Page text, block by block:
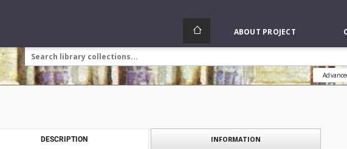
ABOUT PROJECT
DESCRIPTION INFORMATION